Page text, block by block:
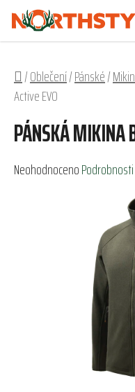
Přejít
obsah
Domů
/Oblečení/Pánské/
Active EVO
PÁNSKÁ MIKINA
Průměrné
Neohodnoceno